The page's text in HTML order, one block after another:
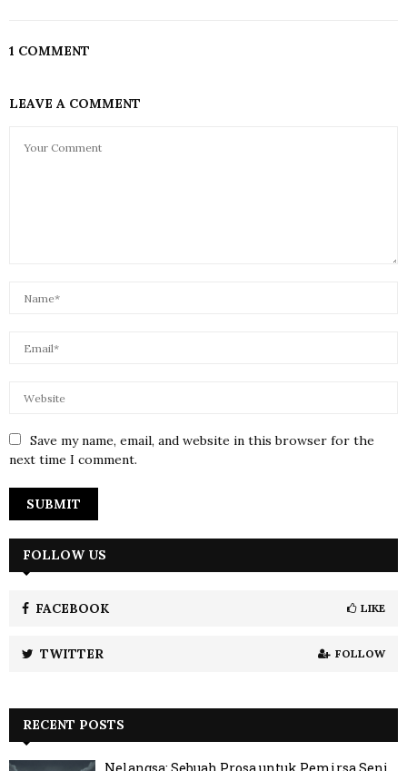
1 COMMENT
LEAVE A COMMENT
Save my name, email, and website in this browser for the
next time I comment.
FOLLOW US
FACEBOOK LIKE
TWITTER FOLLOW
RECENT POSTS